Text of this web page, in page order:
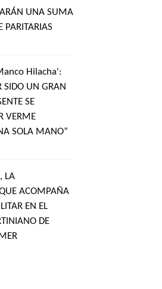
UNA SUMA
PARITARIAS
Hilacha':
SIDO UN GRAN
SE
VERME
SOLA MANO”
LA
ACOMPAÑA
EN EL
DE